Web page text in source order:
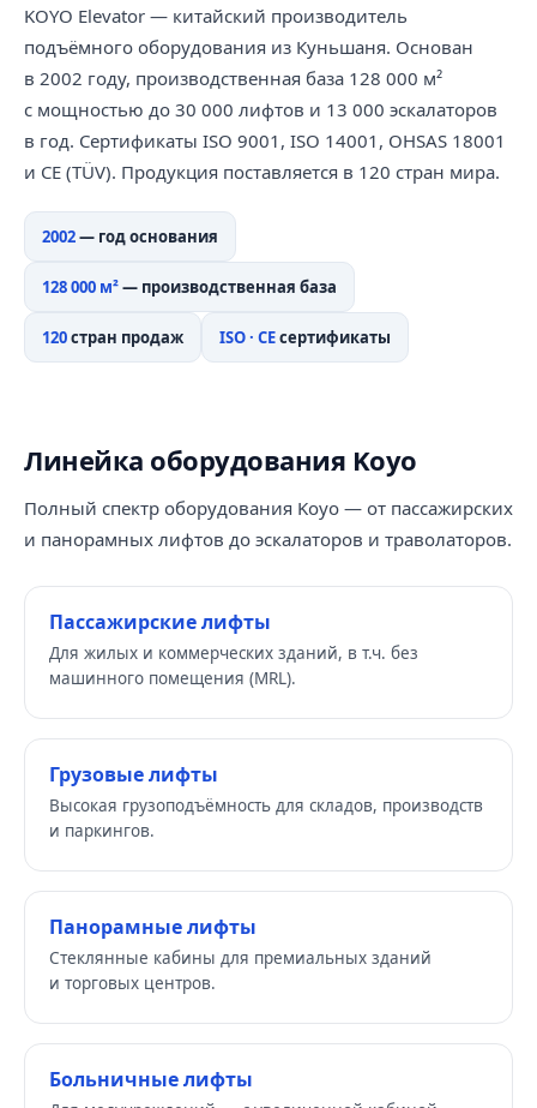
KOYO Elevator — китайский производитель
подъёмного оборудования из Куньшаня. Основан
в 2002 году, производственная база 128 000 м²
с мощностью до 30 000 лифтов и 13 000 эскалаторов
в год. Сертификаты ISO 9001, ISO 14001, OHSAS 18001
и CE (TÜV). Продукция поставляется в 120 стран мира.
2002— год основания
128 000 м²— производственная база
120стран продаж ISO · CEсертификаты
Линейка оборудования Koyo
Полный спектр оборудования Koyo — от пассажирских
и панорамных лифтов до эскалаторов и траволаторов.
Пассажирские лифты
Для жилых и коммерческих зданий, в т.ч. без
машинного помещения (MRL).
Грузовые лифты
Высокая грузоподъёмность для складов, производств
и паркингов.
Панорамные лифты
Стеклянные кабины для премиальных зданий
и торговых центров.
Больничные лифты